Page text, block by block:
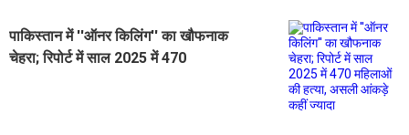
पाकिस्तान में ''ऑनर किलिंग'' का खौफनाक
चेहरा; रिपोर्ट में साल 2025 में 470